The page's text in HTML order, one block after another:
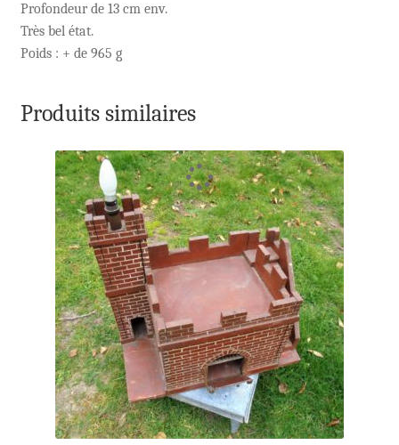
Profondeur de 13 cm env.
Très bel état.
Poids : + de 965 g
Produits similaires